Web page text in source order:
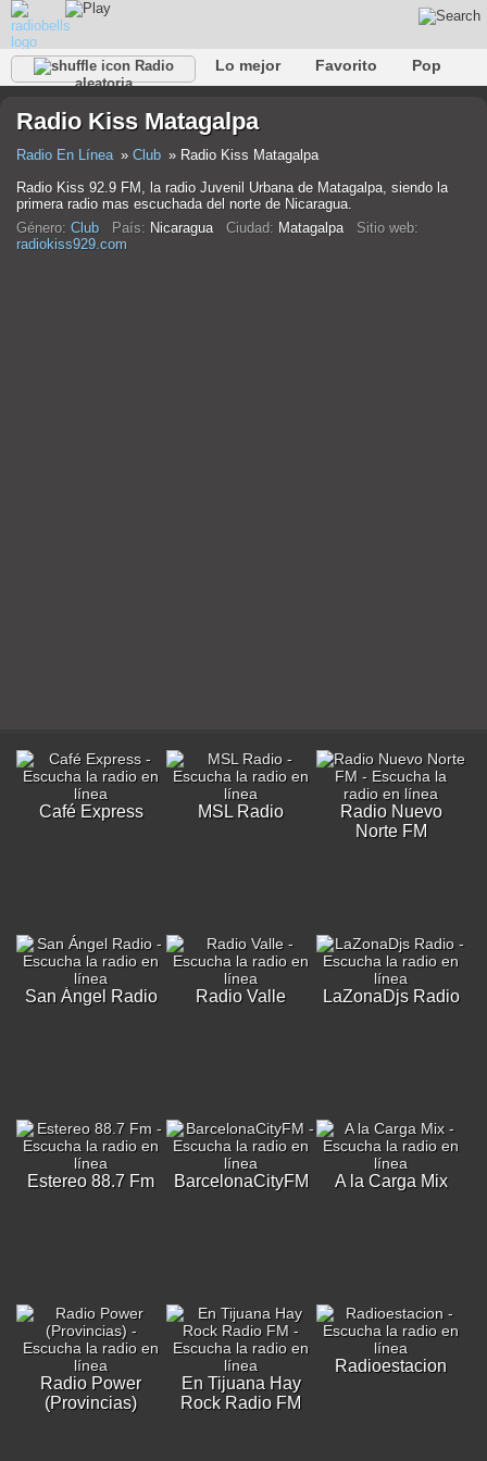
Radio
aleatoria
Lo mejor Favorito
Pop
Rap
Trans Falk Jazz
Radio Kiss Matagalpa
Radio En Línea Club
Radio Kiss Matagalpa
Radio Kiss 92.9 FM, la radio Juvenil Urbana de Matagalpa, siendo la
primera radio mas escuchada del norte de Nicaragua.
Género: Club País: Nicaragua Ciudad: Matagalpa Sitio web:
radiokiss929.com
Café Express MSL Radio
Radio Nuevo
Norte FM
San Ángel Radio Radio Valle LaZonaDjs Radio
Estereo 88.7 Fm BarcelonaCityFM A la Carga Mix
Radio Power
(Provincias)
En Tijuana Hay
Rock Radio FM
Radioestacion